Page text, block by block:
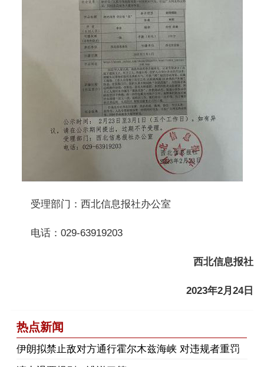
受理部门：西北信息报社办公室
电话：029-63919203
西北信息报社
2023年2月24日
热点新闻
伊朗拟禁止敌对方通行霍尔木兹海峡 对违规者重罚